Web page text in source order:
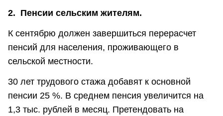
2. Пенсии сельским жителям.
К сентябрю должен завершиться перерасчет
пенсий для населения, проживающего в
сельской местности.
30 лет трудового стажа добавят к основной
пенсии 25 %. В среднем пенсия увеличится на
1,3 тыс. рублей в месяц. Претендовать на